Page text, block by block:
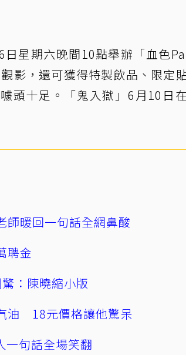
星期六晚間10點舉辦「血色
影，還可獲得特製飲品、限定
頭十足。「鬼入獄」6月10日
暖回一句話全網鼻酸
聘金
：陳曉縮小版
油 18元價格讓他驚呆
一句話全場笑翻